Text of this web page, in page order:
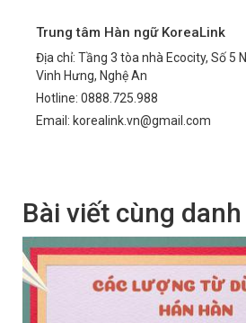
Trung tâm Hàn ngữ KoreaLink
Địa chỉ: Tầng 3 tòa nhà Ecocity, Số 5
Vinh Hưng, Nghệ An
Hotline: 0888.725.988
Email: korealink.vn@gmail.com
Bài viết cùng